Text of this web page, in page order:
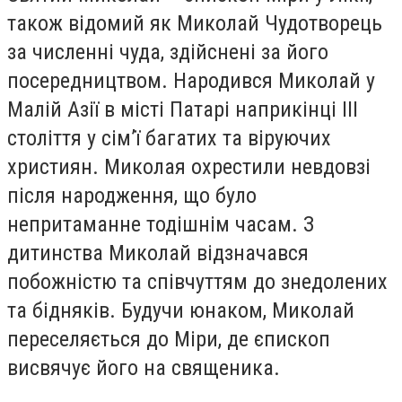
також відомий як Миколай Чудотворець
за численні чуда, здійснені за його
посередництвом. Народився Миколай у
Малій Азії в місті Патарі наприкінці ІІІ
століття у сім’ї багатих та віруючих
християн. Миколая охрестили невдовзі
після народження, що було
непритаманне тодішнім часам. З
дитинства Миколай відзначався
побожністю та співчуттям до знедолених
та бідняків. Будучи юнаком, Миколай
переселяється до Міри, де єпископ
висвячує його на священика.